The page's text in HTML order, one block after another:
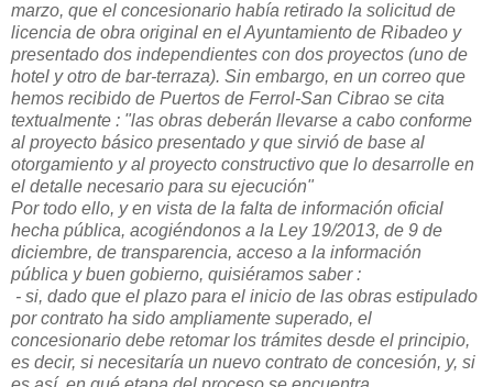
marzo, que el concesionario había retirado la solicitud de
licencia de obra original en el Ayuntamiento de Ribadeo y
presentado dos independientes con dos proyectos (uno de
hotel y otro de bar-terraza). Sin embargo, en un correo que
hemos recibido de Puertos de Ferrol-San Cibrao se cita
textualmente : "las obras deberán llevarse a cabo conforme
al proyecto básico presentado y que sirvió de base al
otorgamiento y al proyecto constructivo que lo desarrolle en
el detalle necesario para su ejecución"
Por todo ello, y en vista de la falta de información oficial
hecha pública, acogiéndonos a la Ley 19/2013, de 9 de
diciembre, de transparencia, acceso a la información
pública y buen gobierno, quisiéramos saber :
- si, dado que el plazo para el inicio de las obras estipulado
por contrato ha sido ampliamente superado, el
concesionario debe retomar los trámites desde el principio,
es decir, si necesitaría un nuevo contrato de concesión, y, si